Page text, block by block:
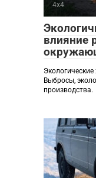
4х4
влияние
Выбросы,
производства.